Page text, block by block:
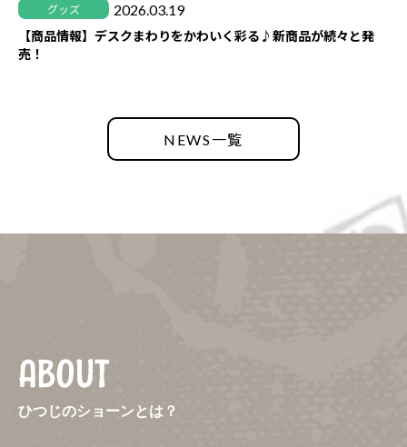
グッズ 2026.03.19
【商品情報】デスクまわりをかわいく彩る♪新商品が続々と発
売！
NEWS一覧
ABOUT
ひつじのショーンとは？